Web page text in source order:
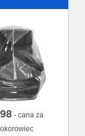
- cana za